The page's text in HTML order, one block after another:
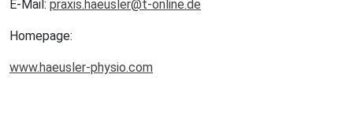
E-Mail: praxis.haeusler@t-online.de
Homepage:
www.haeusler-physio.com